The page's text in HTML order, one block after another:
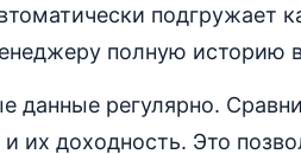
подгружает
полную историю
данные регулярно.
их доходность. Это